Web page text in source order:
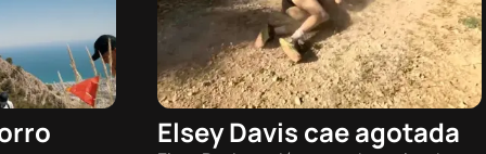
08/08/2026 - 15:07h
Elsey Davis cae agotada